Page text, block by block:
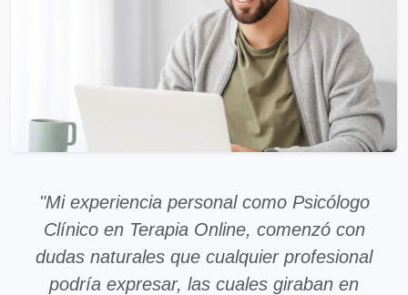
"Mi experiencia personal como Psicólogo
Clínico en Terapia Online, comenzó con
dudas naturales que cualquier profesional
podría expresar, las cuales giraban en